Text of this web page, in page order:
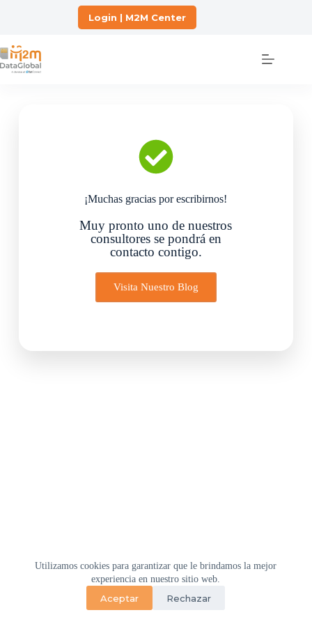
Utilizamos cookies para garantizar que le brindamos la mejor
experiencia en nuestro sitio web.
Aceptar Rechazar
Login | M2M Center
¡Muchas gracias por escribirnos!
Muy pronto uno de nuestros
consultores se pondrá en
contacto contigo.
Visita Nuestro Blog
Home Empresa
Soluciones
M2M CENTER
Blog M2M Lover
Copyright © 2026 M2M DataGlobal - Sitio desarrollado por